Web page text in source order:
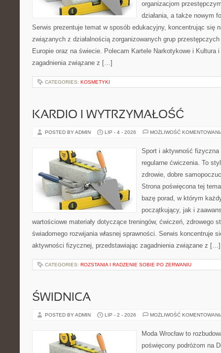
organizacjom
działania, a także nowym
Serwis prezentuje temat w sposób edukacyjny, koncentrując się
związanych z działalnością zorganizowanych grup
Europie oraz na świecie. Polecam Kartele Narkotykowe i Kultura
zagadnienia związane z […]
CATEGORIES: KOSMETYKI
KARDIO I WYTRZYMAŁOŚĆ
POSTED BY ADMIN LIP - 4 - 2026 MOŻLIWOŚĆ
Sport i aktywność
regularne ćwiczenia. To
zdrowie, dobre
Strona poświęcona tej
bazę porad, w którym
początkujący, jak i
wartościowe materiały dotyczące treningów, ćwiczeń, zdrowego
świadomego rozwijania własnej sprawności. Serwis koncentruje
aktywności fizycznej, przedstawiając zagadnienia związane z […]
CATEGORIES: ROZSTANIA I RADZENIE SOBIE PO ZERWANIU
ŚWIDNICA
POSTED BY ADMIN LIP - 2 - 2026 MOŻLIWOŚĆ
Moda Wrocław to
poświęcony podróżom na